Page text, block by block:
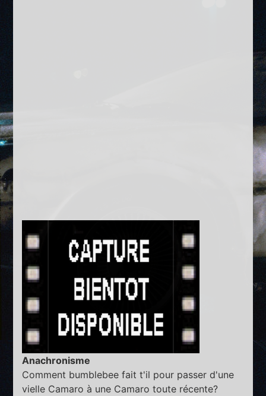
Anachronisme
Comment bumblebee fait t'il pour passer d'une
vielle Camaro à une Camaro toute récente?